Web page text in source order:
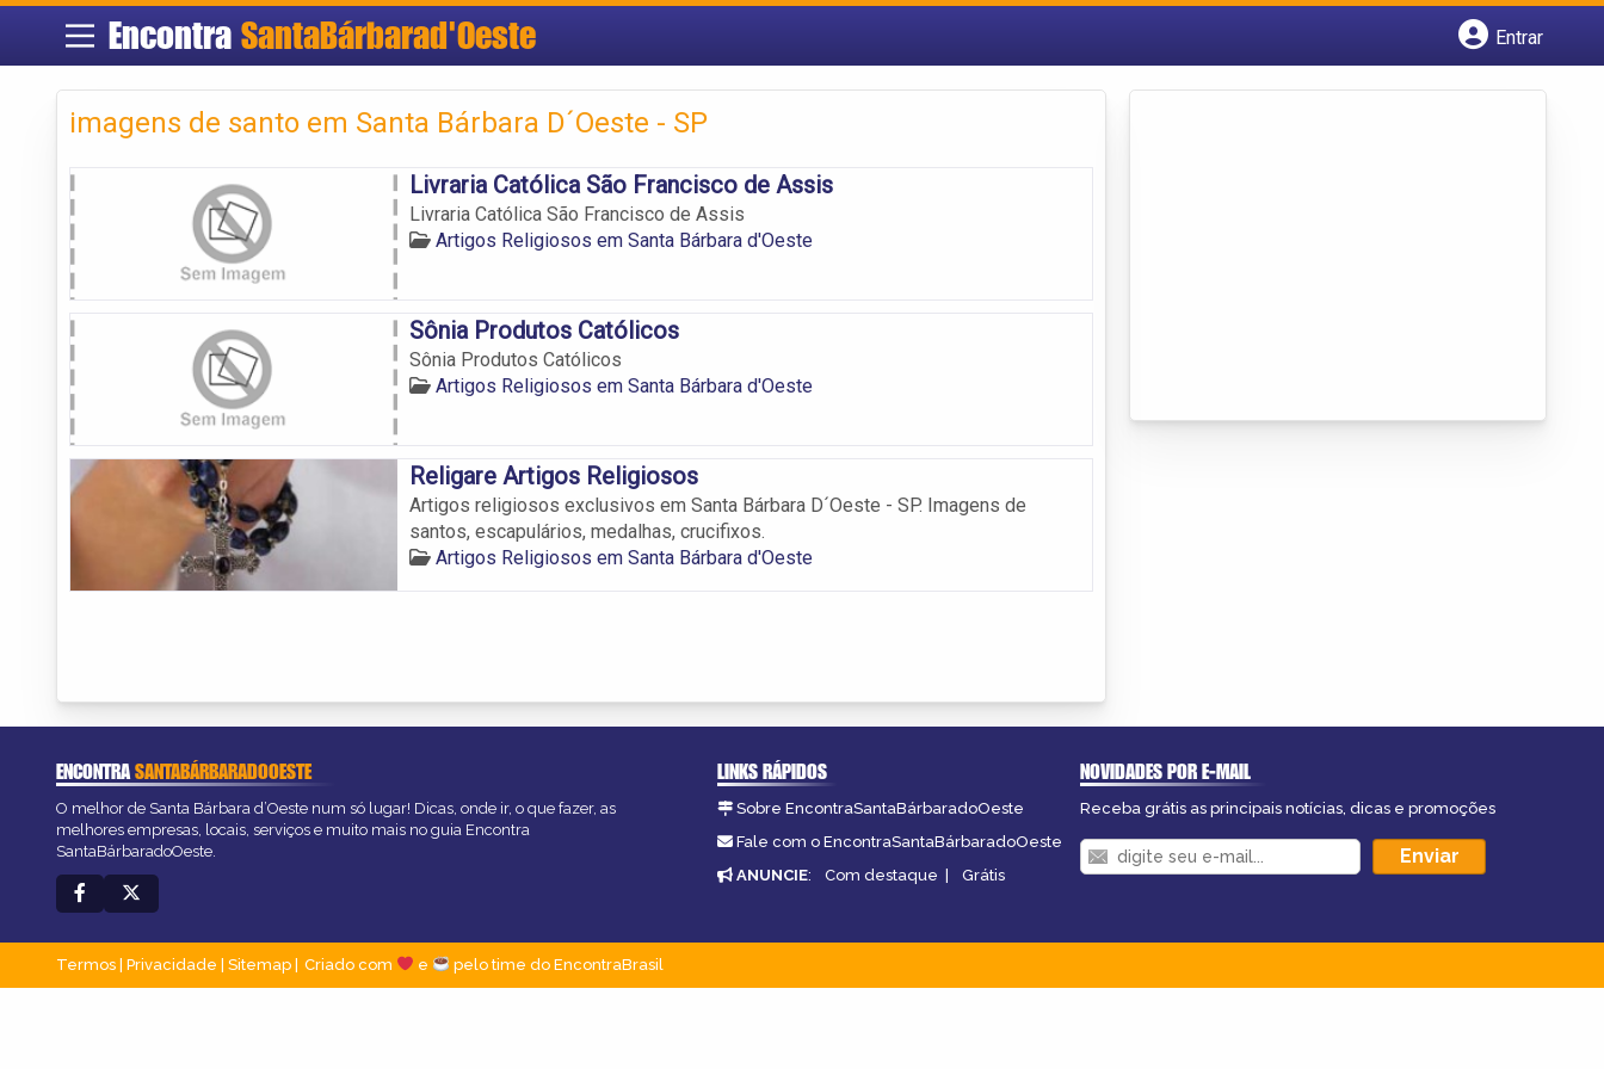
Encontra SantaBárbarad'Oeste
Entrar
imagens de santo em Santa Bárbara D´Oeste - SP
Livraria Católica São Francisco de Assis
Livraria Católica São Francisco de Assis
Artigos Religiosos em Santa Bárbara d'Oeste
Sônia Produtos Católicos
Sônia Produtos Católicos
Artigos Religiosos em Santa Bárbara d'Oeste
Religare Artigos Religiosos
Artigos religiosos exclusivos em Santa Bárbara D´Oeste - SP. Imagens de
santos, escapulários, medalhas, crucifixos.
Artigos Religiosos em Santa Bárbara d'Oeste
ENCONTRASANTABÁRBARADOOESTE
O melhor de Santa Bárbara d’Oeste num só lugar! Dicas, onde ir, o que fazer, as
melhores empresas, locais, serviços e muito mais no guia Encontra
SantaBárbaradoOeste.
LINKS RÁPIDOS
Sobre EncontraSantaBárbaradoOeste
Fale com o EncontraSantaBárbaradoOeste
ANUNCIE: Com destaque | Grátis
NOVIDADES POR E-MAIL
Receba grátis as principais notícias, dicas e promoções
Termos | Privacidade | Sitemap Criado com e pelo time do EncontraBrasil